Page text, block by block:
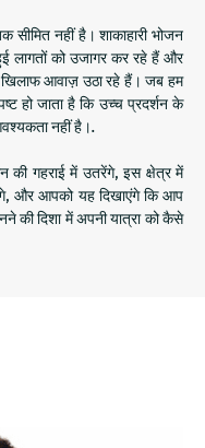
सीमित नहीं है। शाकाहारी भोजन
लागतों को उजागर कर रहे हैं और
खिलाफ आवाज़ उठा रहे हैं। जब हम
हो जाता है कि उच्च प्रदर्शन के
नहीं है।.
की गहराई में उतरेंगे, इस क्षेत्र में
और आपको यह दिखाएंगे कि आप
की दिशा में अपनी यात्रा को कैसे